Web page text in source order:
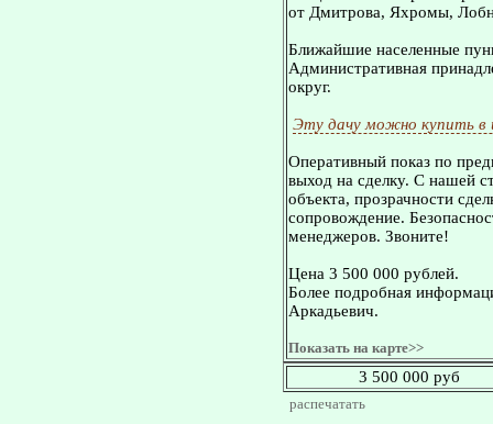
от Дмитрова, Яхромы,
Ближайшие населенные
Административная
округ.
Эту дачу можно купить в
Оперативный показ по
выход на сделку. С нашей
объекта, прозрачности
сопровождение.
менеджеров. Звоните!
Цена 3 500 000 рублей.
Более подробная
Аркадьевич.
Показать на карте>>
3 500 000 руб
распечатать